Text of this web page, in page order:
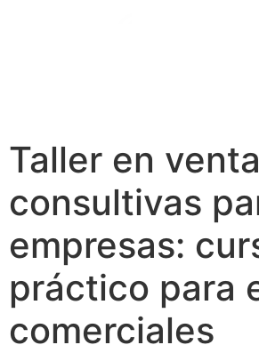
Taller en
consultivas
empresas:
práctico para
comerciales